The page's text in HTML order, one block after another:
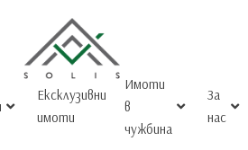
Ексклузивни
имоти
Имоти
в
чужбина
За
нас